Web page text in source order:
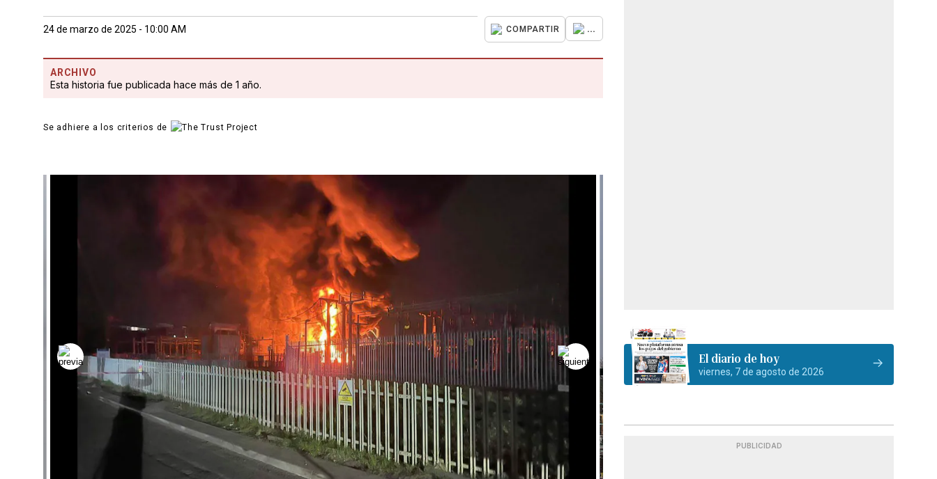
24 de marzo de 2025 - 10:00 AM COMPARTIR ...
ARCHIVO
Esta historia fue publicada hace más de 1 año.
Se adhiere a los criterios de
El diario de hoy
viernes, 7 de agosto de 2026
PUBLICIDAD